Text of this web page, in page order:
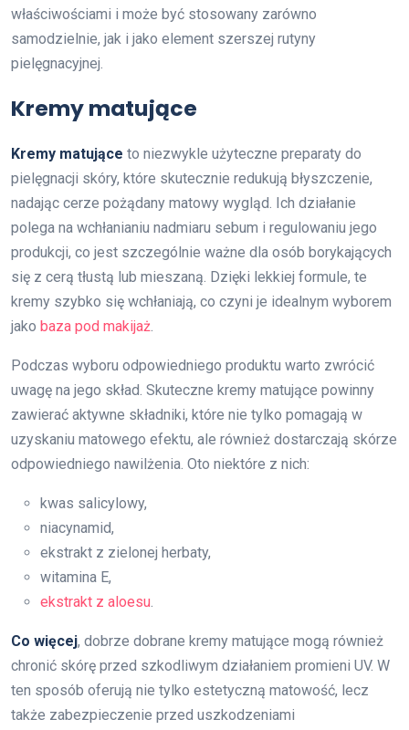
właściwościami i może być stosowany zarówno
samodzielnie, jak i jako element szerszej rutyny
pielęgnacyjnej.
Kremy matujące
Kremy matujące to niezwykle użyteczne preparaty do
pielęgnacji skóry, które skutecznie redukują błyszczenie,
nadając cerze pożądany matowy wygląd. Ich działanie
polega na wchłanianiu nadmiaru sebum i regulowaniu jego
produkcji, co jest szczególnie ważne dla osób borykających
się z cerą tłustą lub mieszaną. Dzięki lekkiej formule, te
kremy szybko się wchłaniają, co czyni je idealnym wyborem
jako baza pod makijaż.
Podczas wyboru odpowiedniego produktu warto zwrócić
uwagę na jego skład. Skuteczne kremy matujące powinny
zawierać aktywne składniki, które nie tylko pomagają w
uzyskaniu matowego efektu, ale również dostarczają skórze
odpowiedniego nawilżenia. Oto niektóre z nich:
kwas salicylowy,
niacynamid,
ekstrakt z zielonej herbaty,
witamina E,
ekstrakt z aloesu.
Co więcej, dobrze dobrane kremy matujące mogą również
chronić skórę przed szkodliwym działaniem promieni UV. W
ten sposób oferują nie tylko estetyczną matowość, lecz
także zabezpieczenie przed uszkodzeniami